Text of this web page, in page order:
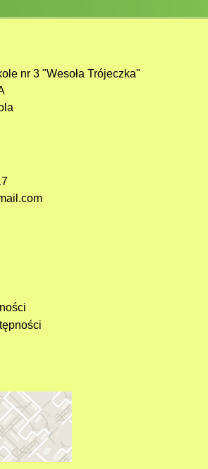
nr 3 "Wesoła Trójeczka"